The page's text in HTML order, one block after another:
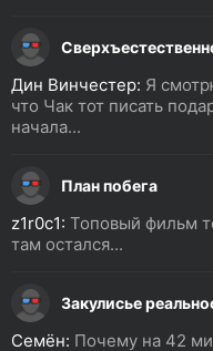
Дин Винчестер: Я
что Чак тот писать
начала...
План побега
z1r0c1: Топовый фильм
там остался...
Закулисье
Семён: Почему на 42